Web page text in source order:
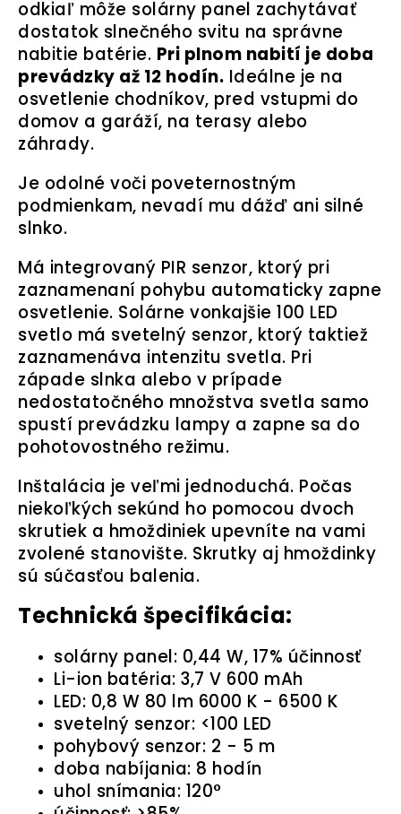
odkiaľ môže solárny panel zachytávať
dostatok slnečného svitu na správne
nabitie batérie. Pri plnom nabití je doba
prevádzky až 12 hodín. Ideálne je na
osvetlenie chodníkov, pred vstupmi do
domov a garáží, na terasy alebo
záhrady.
Je odolné voči poveternostným
podmienkam, nevadí mu dážď ani silné
slnko.
Má integrovaný PIR senzor, ktorý pri
zaznamenaní pohybu automaticky zapne
osvetlenie. Solárne vonkajšie 100 LED
svetlo má svetelný senzor, ktorý taktiež
zaznamenáva intenzitu svetla. Pri
západe slnka alebo v prípade
nedostatočného množstva svetla samo
spustí prevádzku lampy a zapne sa do
pohotovostného režimu.
Inštalácia je veľmi jednoduchá. Počas
niekoľkých sekúnd ho pomocou dvoch
skrutiek a hmoždiniek upevníte na vami
zvolené stanovište. Skrutky aj hmoždinky
sú súčasťou balenia.
Technická špecifikácia:
solárny panel: 0,44 W, 17% účinnosť
Li-ion batéria: 3,7 V 600 mAh
LED: 0,8 W 80 lm 6000 K - 6500 K
svetelný senzor: <100 LED
pohybový senzor: 2 - 5 m
doba nabíjania: 8 hodín
uhol snímania: 120°